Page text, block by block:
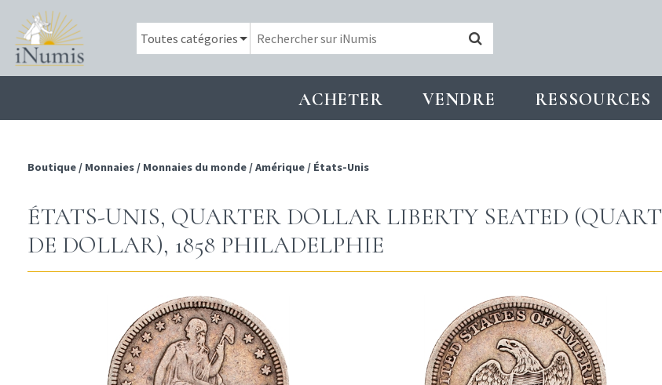
ACHETER VENDRE RESSOURCES
Boutique / Monnaies / Monnaies du monde /Amérique / États-Unis
ÉTATS-UNIS, QUARTER DOLLAR LIBERTY SEATED (QUART
DE DOLLAR), 1858 PHILADELPHIE